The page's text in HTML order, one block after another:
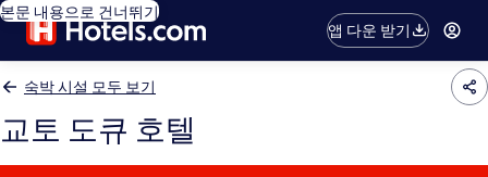
본문 내용으로 건너뛰기
앱 다운 받기
숙박 시설 모두 보기
교토 도큐 호텔